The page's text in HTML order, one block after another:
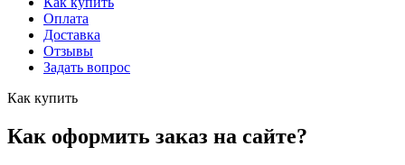
Оплата
Доставка
Отзывы
Задать вопрос
Как купить
Как оформить заказ на сайте?